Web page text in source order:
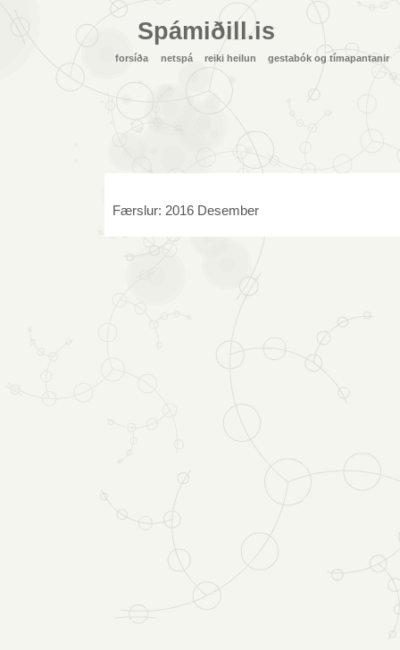
Spámiðill.is
forsíða netspá reiki heilun gestabók og tímapantanir
Færslur: 2016 Desember